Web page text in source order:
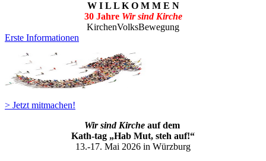
W I L L K O M M E N
30 Jahre Wir sind Kirche
KirchenVolksBewegung
Erste Informationen
> Jetzt mitmachen!
Wir sind Kirche auf dem
Kath-tag „Hab Mut, steh auf!“
13.-17. Mai 2026 in Würzburg